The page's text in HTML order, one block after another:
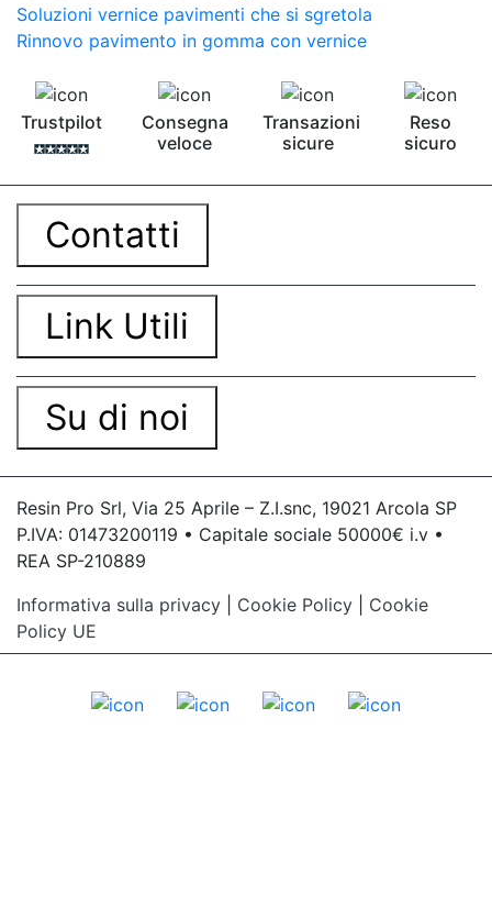
Soluzioni vernice pavimenti che si sgretola
Rinnovo pavimento in gomma con vernice
Trustpilot
Consegna
veloce
Transazioni
sicure
Reso
sicuro
Contatti
Link Utili
Su di noi
Resin Pro Srl, Via 25 Aprile – Z.I.snc, 19021 Arcola SP
P.IVA: 01473200119 • Capitale sociale 50000€ i.v •
REA SP-210889
Informativa sulla privacy
Cookie Policy
Cookie
Policy UE